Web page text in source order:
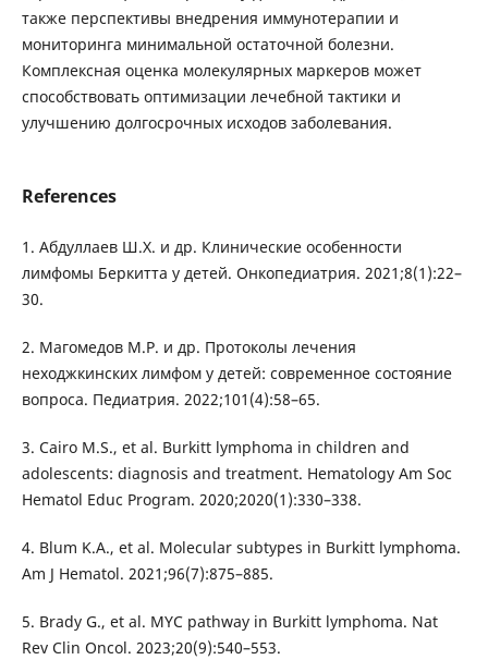
также перспективы внедрения иммунотерапии и
мониторинга минимальной остаточной болезни.
Комплексная оценка молекулярных маркеров может
способствовать оптимизации лечебной тактики и
улучшению долгосрочных исходов заболевания.
References
1. Абдуллаев Ш.Х. и др. Клинические особенности
лимфомы Беркитта у детей. Онкопедиатрия. 2021;8(1):22–
30.
2. Магомедов М.Р. и др. Протоколы лечения
неходжкинских лимфом у детей: современное состояние
вопроса. Педиатрия. 2022;101(4):58–65.
3. Cairo M.S., et al. Burkitt lymphoma in children and
adolescents: diagnosis and treatment. Hematology Am Soc
Hematol Educ Program. 2020;2020(1):330–338.
4. Blum K.A., et al. Molecular subtypes in Burkitt lymphoma.
Am J Hematol. 2021;96(7):875–885.
5. Brady G., et al. MYC pathway in Burkitt lymphoma. Nat
Rev Clin Oncol. 2023;20(9):540–553.